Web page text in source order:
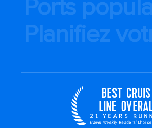
Ports
Planifiez